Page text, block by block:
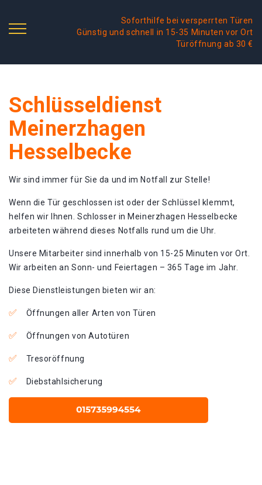
Soforthilfe bei versperrten Türen
Günstig und schnell in 15-35 Minuten vor Ort
Türöffnung ab 30 €
Schlüsseldienst
Meinerzhagen
Hesselbecke
Wir sind immer für Sie da und im Notfall zur Stelle!
Wenn die Tür geschlossen ist oder der Schlüssel klemmt,
helfen wir Ihnen. Schlosser in Meinerzhagen Hesselbecke
arbeiteten während dieses Notfalls rund um die Uhr.
Unsere Mitarbeiter sind innerhalb von 15-25 Minuten vor Ort.
Wir arbeiten an Sonn- und Feiertagen – 365 Tage im Jahr.
Diese Dienstleistungen bieten wir an:
Öffnungen aller Arten von Türen
Öffnungen von Autotüren
Tresoröffnung
Diebstahlsicherung